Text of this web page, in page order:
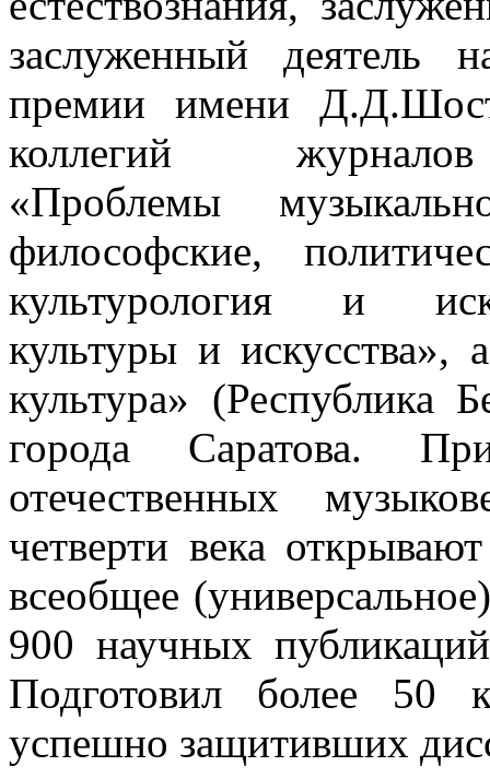
заслуженный деятель
премии имени
коллегий журналов
«Проблемы
философские,
культурология и
культуры и искусства»,
культура» (Республика
города Саратова.
отечественных
четверти века
всеобщее
900 научных
Подготовил более 50
успешно защитивших